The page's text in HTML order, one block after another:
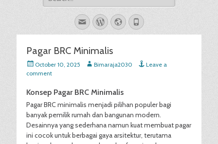
for:
EmailWordPress
WebsitePhone
Pagar BRC Minimalis
Posted
on
October 10, 2025 AuthorBimaraja2030
Leave a
comment
Konsep Pagar BRC Minimalis
Pagar BRC minimalis menjadi pilihan populer bagi
banyak pemilik rumah dan bangunan modern.
Desainnya yang sederhana namun kuat membuat pagar
ini cocok untuk berbagai gaya arsitektur, terutama